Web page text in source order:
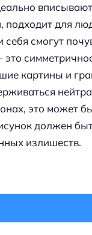
подходит для
себя смогут
это
картины и
это может
должен
излишеств.